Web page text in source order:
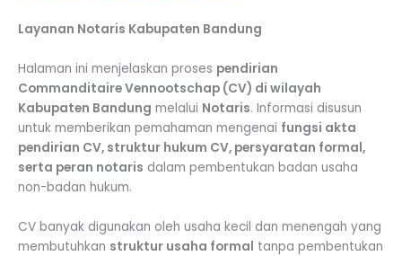
Layanan Notaris Kabupaten Bandung
Halaman ini menjelaskan proses pendirian
Commanditaire Vennootschap (CV) di wilayah
Kabupaten Bandung melalui Notaris. Informasi disusun
untuk memberikan pemahaman mengenai fungsi akta
pendirian CV, struktur hukum CV, persyaratan formal,
serta peran notaris dalam pembentukan badan usaha
non-badan hukum.
CV banyak digunakan oleh usaha kecil dan menengah yang
membutuhkan struktur usaha formal tanpa pembentukan